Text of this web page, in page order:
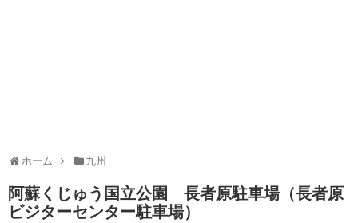
ホーム 九州
阿蘇くじゅう国立公園 長者原駐車場（長者原
ビジターセンター駐車場）